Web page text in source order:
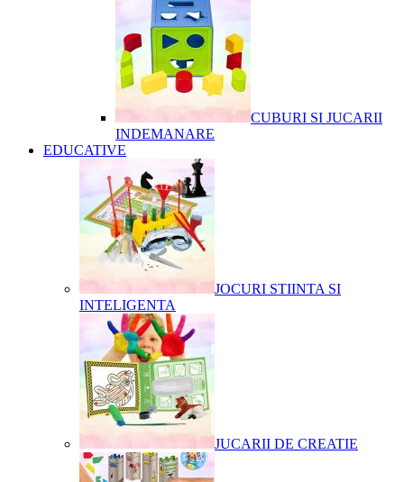
CUBURI SI JUCARII
INDEMANARE
EDUCATIVE
JOCURI STIINTA SI
INTELIGENTA
JUCARII DE CREATIE